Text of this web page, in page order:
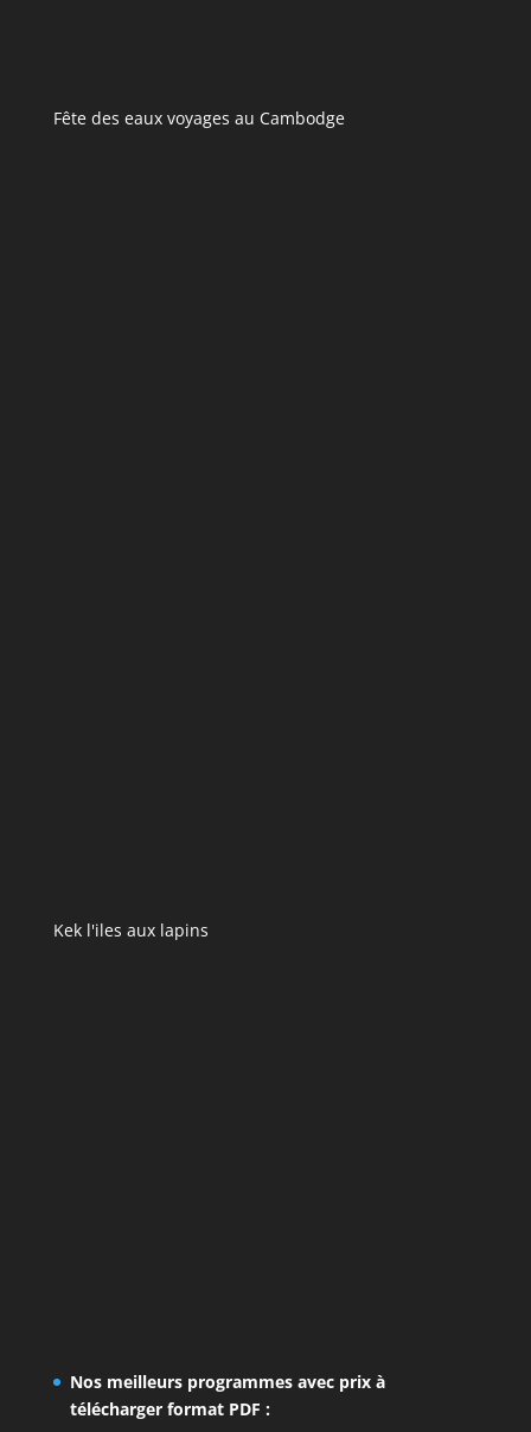
Fête des eaux voyages au Cambodge
Kek l'iles aux lapins
Nos meilleurs programmes avec prix à
télécharger format PDF :